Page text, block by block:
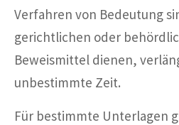
Verfahren von Bedeutung
gerichtlichen oder
Beweismittel dienen,
unbestimmte Zeit.
Für bestimmte Unterlagen